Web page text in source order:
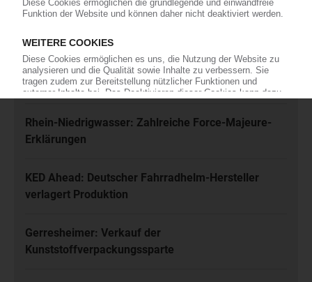
Meistgelesen
Karl Hess: Automobilzulieferer ist insolvent
Rhein-Niedrigwasser: Zahlreiche Force-Majeure-
Erklärungen
KED Ahead: Deutscher Fahrradhelm-Hersteller
verlagert Produktion
Gerresheimer: Verkauf der
Kunststoffverpackungssparte